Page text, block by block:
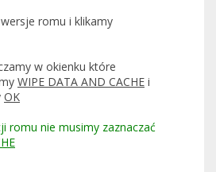
romu i klikamy
w okienku które
WIPE DATA AND CACHE i
OK
romu nie musimy zaznaczać